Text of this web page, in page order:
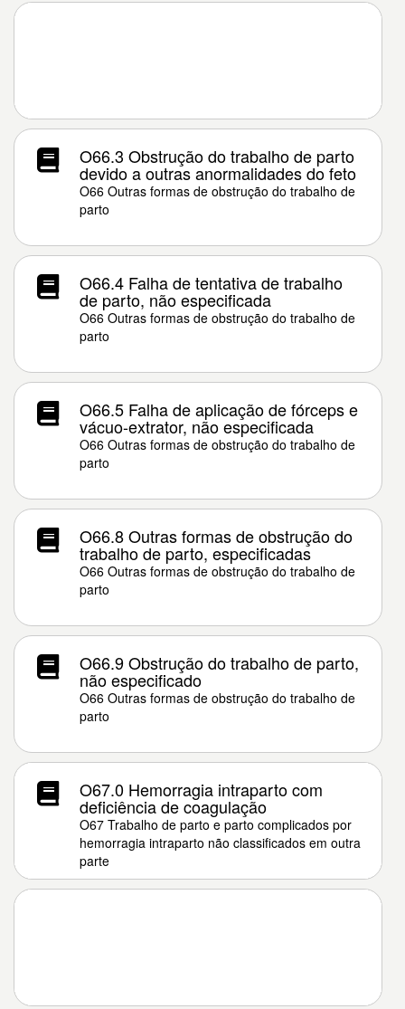
O66.3 Obstrução do trabalho de parto
devido a outras anormalidades do feto
O66 Outras formas de obstrução do trabalho de
parto
O66.4 Falha de tentativa de trabalho
de parto, não especificada
O66 Outras formas de obstrução do trabalho de
parto
O66.5 Falha de aplicação de fórceps e
vácuo-extrator, não especificada
O66 Outras formas de obstrução do trabalho de
parto
O66.8 Outras formas de obstrução do
trabalho de parto, especificadas
O66 Outras formas de obstrução do trabalho de
parto
O66.9 Obstrução do trabalho de parto,
não especificado
O66 Outras formas de obstrução do trabalho de
parto
O67.0 Hemorragia intraparto com
deficiência de coagulação
O67 Trabalho de parto e parto complicados por
hemorragia intraparto não classificados em outra
parte